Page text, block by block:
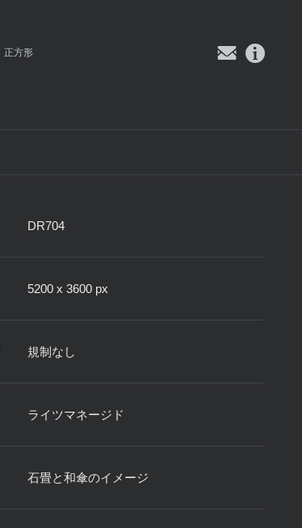
正方形
DR704
5200 x 3600 px
規制なし
ライツマネージド
石畳と和傘のイメージ